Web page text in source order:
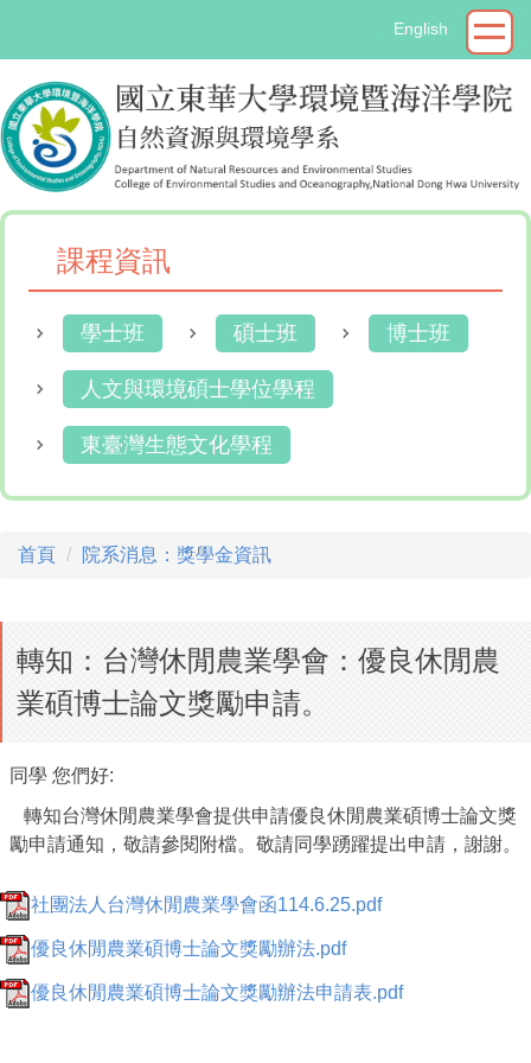
要
內
容
區
English
課程資訊
學士班 碩士班 博士班
人文與環境碩士學位學程
東臺灣生態文化學程
首頁 院系消息：獎學金資訊
轉知：台灣休閒農業學會：優良休閒農
業碩博士論文獎勵申請。
同學 您們好:
轉知台灣休閒農業學會提供申請優良休閒農業碩博士論文獎
勵申請通知，敬請參閱附檔。敬請同學踴躍提出申請，謝謝。
社團法人台灣休閒農業學會函114.6.25.pdf
優良休閒農業碩博士論文獎勵辦法.pdf
優良休閒農業碩博士論文獎勵辦法申請表.pdf